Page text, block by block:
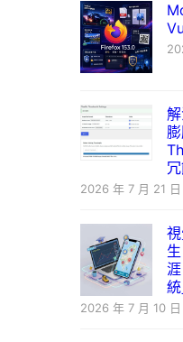
2026 年 7 月 21 日
2026 年 7 月 10 日